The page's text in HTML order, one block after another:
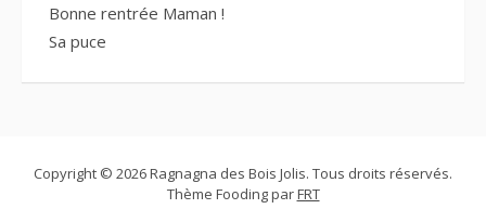
Bonne rentrée Maman !
Sa puce
Copyright © 2026 Ragnagna des Bois Jolis. Tous droits réservés.
Thème Fooding parFRT